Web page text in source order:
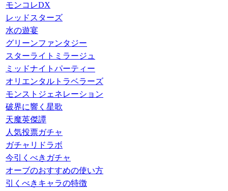
モンコレDX
レッドスターズ
水の遊宴
グリーンファンタジー
スターライトミラージュ
ミッドナイトパーティー
オリエンタルトラベラーズ
モンストジェネレーション
破界に響く星歌
天魔英傑譚
人気投票ガチャ
ガチャリドラボ
今引くべきガチャ
オーブのおすすめの使い方
引くべきキャラの特徴